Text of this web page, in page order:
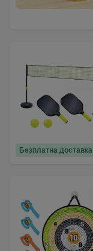
Безплатна доставка